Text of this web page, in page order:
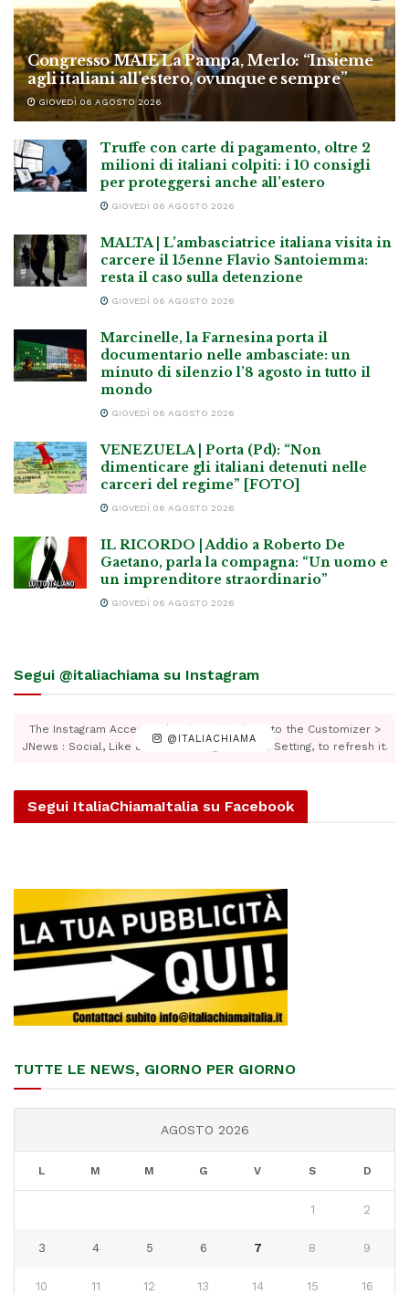
Congresso MAIE La Pampa, Merlo: “Insieme
agli italiani all’estero, ovunque e sempre”
GIOVEDÌ 06 AGOSTO 2026
Truffe con carte di pagamento, oltre 2
milioni di italiani colpiti: i 10 consigli
per proteggersi anche all’estero
GIOVEDÌ 06 AGOSTO 2026
MALTA | L’ambasciatrice italiana visita in
carcere il 15enne Flavio Santoiemma:
resta il caso sulla detenzione
GIOVEDÌ 06 AGOSTO 2026
Marcinelle, la Farnesina porta il
documentario nelle ambasciate: un
minuto di silenzio l’8 agosto in tutto il
mondo
GIOVEDÌ 06 AGOSTO 2026
VENEZUELA | Porta (Pd): “Non
dimenticare gli italiani detenuti nelle
carceri del regime” [FOTO]
GIOVEDÌ 06 AGOSTO 2026
IL RICORDO | Addio a Roberto De
Gaetano, parla la compagna: “Un uomo e
un imprenditore straordinario”
GIOVEDÌ 06 AGOSTO 2026
Segui @italiachiama su Instagram
@ITALIACHIAMA
The Instagram Access Token is expired, Go to the Customizer >
JNews : Social, Like & View > Instagram Feed Setting, to refresh it.
Segui ItaliaChiamaItalia su Facebook
TUTTE LE NEWS, GIORNO PER GIORNO
AGOSTO 2026
L M M G V S D
1 2
3 4 5 6 7 8 9
10 11 12 13 14 15 16